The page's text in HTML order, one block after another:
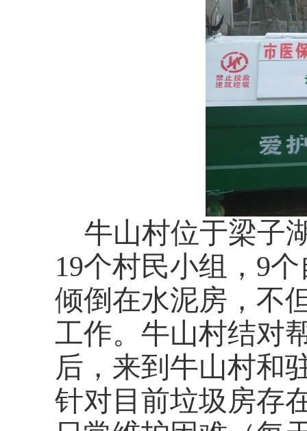
牛山村位于梁子
19个村民小组，9
倾倒在水泥房 ，不
工作。 牛山村结对
后，来到牛山村和
针对目前垃圾房存